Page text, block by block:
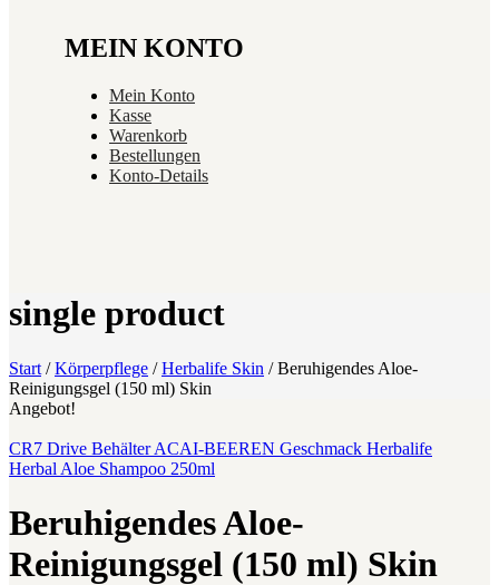
MEIN KONTO
Mein Konto
Kasse
Warenkorb
Bestellungen
Konto-Details
single product
Start / Körperpflege / Herbalife Skin /Beruhigendes Aloe-
Reinigungsgel (150 ml) Skin
Angebot!
CR7 Drive Behälter ACAI-BEEREN Geschmack Herbalife
Herbal Aloe Shampoo 250ml
Beruhigendes Aloe-
Reinigungsgel (150 ml) Skin